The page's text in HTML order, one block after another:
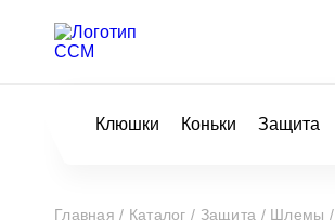
Клюшки Коньки Защита
Главная / Каталог / Защита / Шлемы /